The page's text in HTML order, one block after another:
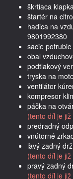
škrtiaca
štartér na
hadica na
9801992380
sacie
obal
podtlakový
tryska na
ventilátor
kompresor
páčka na
(tento díl je
predradný
vnútorné
ľavý zadný
(tento díl je
pravý zadný
(tento díl je